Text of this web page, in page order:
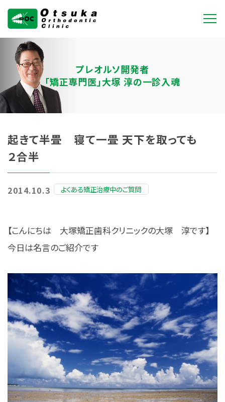
大塚矯正歯科クリニ
ック
プレオルソ開発者
「矯正専門医」大塚 淳の一診入魂
起きて半畳 寝て一畳 天下を取っても
２合半
2014.10.3 よくある矯正治療中のご質問
【こんにちは 大塚矯正歯科クリニックの大塚 淳です】
今日は名言のご紹介です